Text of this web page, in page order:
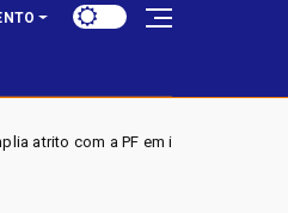
envolvendo INSS e Banco